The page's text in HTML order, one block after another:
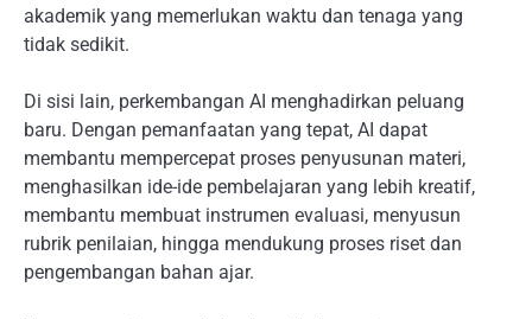
akademik yang memerlukan waktu dan tenaga yang
tidak sedikit.
Di sisi lain, perkembangan AI menghadirkan peluang
baru. Dengan pemanfaatan yang tepat, AI dapat
membantu mempercepat proses penyusunan materi,
menghasilkan ide-ide pembelajaran yang lebih kreatif,
membantu membuat instrumen evaluasi, menyusun
rubrik penilaian, hingga mendukung proses riset dan
pengembangan bahan ajar.